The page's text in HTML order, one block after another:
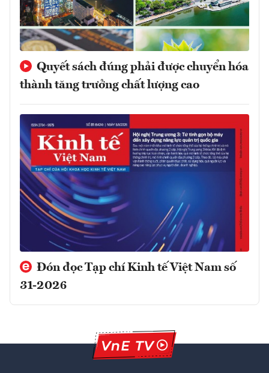
Quyết sách đúng phải được chuyển hóa
thành tăng trưởng chất lượng cao
Đón đọc Tạp chí Kinh tế Việt Nam số
31-2026